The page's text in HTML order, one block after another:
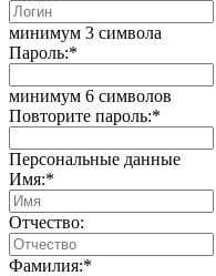
минимум 3 символа
Пароль:*
минимум 6 символов
Повторите пароль:*
Персональные данные
Имя:*
Отчество:
Фамилия:*